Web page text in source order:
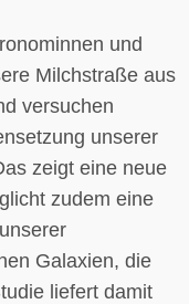
und
Milchstraße aus
versuchen
unserer
zeigt eine neue
zudem eine
Galaxien, die
liefert damit